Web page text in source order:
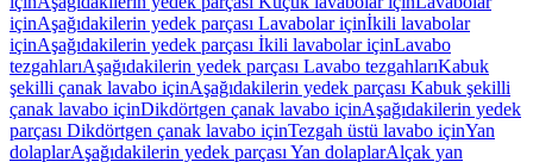
içinAşağıdakilerin yedek parçası Lavabolar içinİkili lavabolar
içinAşağıdakilerin yedek parçası İkili lavabolar içinLavabo
tezgahlarıAşağıdakilerin yedek parçası Lavabo tezgahlarıKabuk
şekilli çanak lavabo içinAşağıdakilerin yedek parçası Kabuk şekilli
çanak lavabo içinDikdörtgen çanak lavabo içinAşağıdakilerin yedek
parçası Dikdörtgen çanak lavabo içinTezgah üstü lavabo içinYan
dolaplarAşağıdakilerin yedek parçası Yan dolaplarAlçak yan